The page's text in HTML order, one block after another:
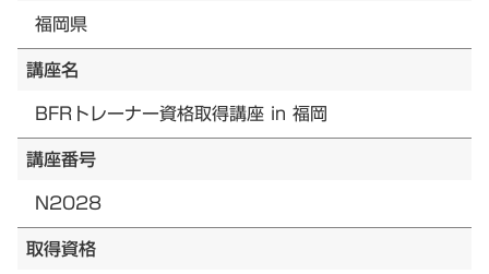
福岡県
講座名
BFRトレーナー資格取得講座 in 福岡
講座番号
N2028
取得資格